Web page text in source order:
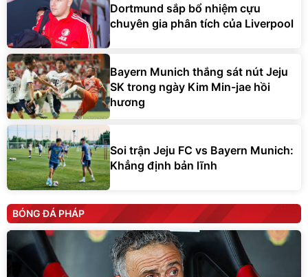
Dortmund sắp bổ nhiệm cựu
chuyên gia phân tích của Liverpool
Bayern Munich thắng sát nút Jeju
SK trong ngày Kim Min-jae hồi
hương
Soi trận Jeju FC vs Bayern Munich:
Khẳng định bản lĩnh
BÓNG ĐÁ PHÁP